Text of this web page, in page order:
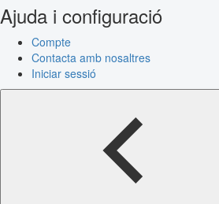
Ajuda i configuració
Compte
Contacta amb nosaltres
Iniciar sessió